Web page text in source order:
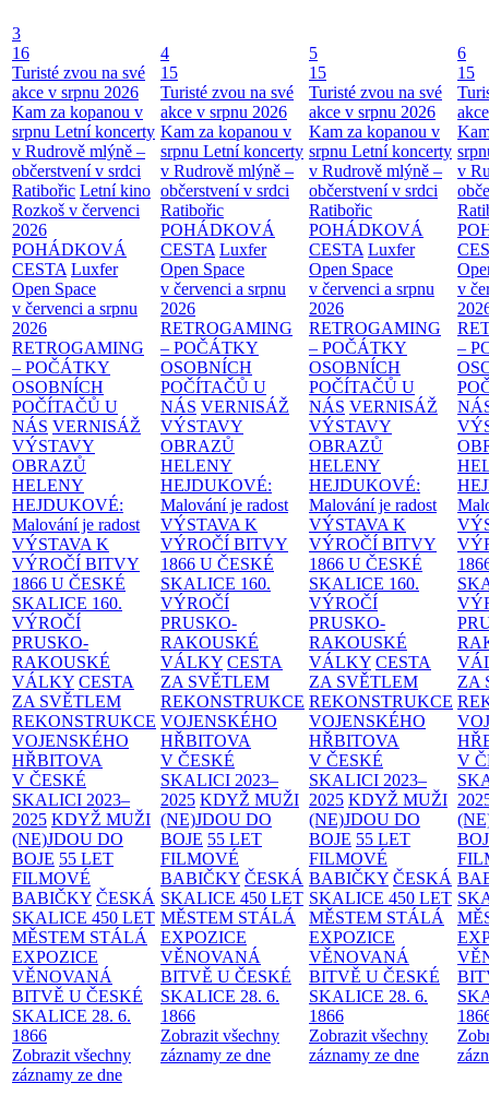
3
16
Turisté zvou na své
akce v srpnu 2026
Kam za kopanou v
srpnu Letní koncerty
v Rudrově mlýně –
občerstvení v srdci
Ratibořic Letní kino
Rozkoš v červenci
2026
POHÁDKOVÁ
CESTA Luxfer
Open Space
v červenci a srpnu
2026
RETROGAMING
– POČÁTKY
OSOBNÍCH
POČÍTAČŮ U
NÁS VERNISÁŽ
VÝSTAVY
OBRAZŮ
HELENY
HEJDUKOVÉ:
Malování je radost
VÝSTAVA K
VÝROČÍ BITVY
1866 U ČESKÉ
SKALICE 160.
VÝROČÍ
PRUSKO-
RAKOUSKÉ
VÁLKY CESTA
ZA SVĚTLEM
REKONSTRUKCE
VOJENSKÉHO
HŘBITOVA
V ČESKÉ
SKALICI 2023–
2025 KDYŽ MUŽI
(NE)JDOU DO
BOJE 55 LET
FILMOVÉ
BABIČKY ČESKÁ
SKALICE 450 LET
MĚSTEM STÁLÁ
EXPOZICE
VĚNOVANÁ
BITVĚ U ČESKÉ
SKALICE 28. 6.
1866
Zobrazit všechny
záznamy ze dne
4
15
Turisté zvou na své
akce v srpnu 2026
Kam za kopanou v
srpnu Letní koncerty
v Rudrově mlýně –
občerstvení v srdci
Ratibořic
POHÁDKOVÁ
CESTA Luxfer
Open Space
v červenci a srpnu
2026
RETROGAMING
– POČÁTKY
OSOBNÍCH
POČÍTAČŮ U
NÁS VERNISÁŽ
VÝSTAVY
OBRAZŮ
HELENY
HEJDUKOVÉ:
Malování je radost
VÝSTAVA K
VÝROČÍ BITVY
1866 U ČESKÉ
SKALICE 160.
VÝROČÍ
PRUSKO-
RAKOUSKÉ
VÁLKY CESTA
ZA SVĚTLEM
REKONSTRUKCE
VOJENSKÉHO
HŘBITOVA
V ČESKÉ
SKALICI 2023–
2025 KDYŽ MUŽI
(NE)JDOU DO
BOJE 55 LET
FILMOVÉ
BABIČKY ČESKÁ
SKALICE 450 LET
MĚSTEM STÁLÁ
EXPOZICE
VĚNOVANÁ
BITVĚ U ČESKÉ
SKALICE 28. 6.
1866
Zobrazit všechny
záznamy ze dne
5
15
Turisté zvou na své
akce v srpnu 2026
Kam za kopanou v
srpnu Letní koncerty
v Rudrově mlýně –
občerstvení v srdci
Ratibořic
POHÁDKOVÁ
CESTA Luxfer
Open Space
v červenci a srpnu
2026
RETROGAMING
– POČÁTKY
OSOBNÍCH
POČÍTAČŮ U
NÁS VERNISÁŽ
VÝSTAVY
OBRAZŮ
HELENY
HEJDUKOVÉ:
Malování je radost
VÝSTAVA K
VÝROČÍ BITVY
1866 U ČESKÉ
SKALICE 160.
VÝROČÍ
PRUSKO-
RAKOUSKÉ
VÁLKY CESTA
ZA SVĚTLEM
REKONSTRUKCE
VOJENSKÉHO
HŘBITOVA
V ČESKÉ
SKALICI 2023–
2025 KDYŽ MUŽI
(NE)JDOU DO
BOJE 55 LET
FILMOVÉ
BABIČKY ČESKÁ
SKALICE 450 LET
MĚSTEM STÁLÁ
EXPOZICE
VĚNOVANÁ
BITVĚ U ČESKÉ
SKALICE 28. 6.
1866
Zobrazit všechny
záznamy ze dne
6
15
v
v
–
ZA
V